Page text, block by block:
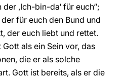
,Ich-bin-da‘ für euch“;
für euch den Bund und
der euch liebt und rettet.
als ein Sein vor, das
die er als solche
Gott ist bereits, als er die